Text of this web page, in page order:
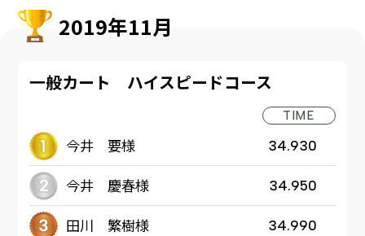
2019年11月
一般カート ハイスピードコース
TIME
今井 要様 34.930
今井 慶春様 34.950
田川 繁樹様 34.990